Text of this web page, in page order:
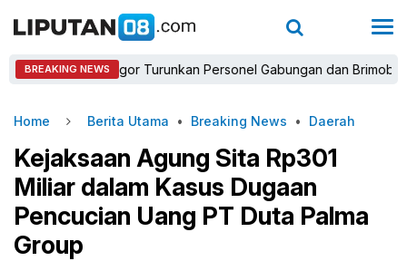
BREAKING NEWS
Bogor Turunkan Personel Gabungan dan Brimob,
Home Berita Utama • Breaking News • Daerah
Kejaksaan Agung Sita Rp301
Miliar dalam Kasus Dugaan
Pencucian Uang PT Duta Palma
Group